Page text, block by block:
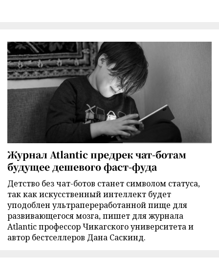
Журнал Atlantic предрек чат-ботам
будущее дешевого фаст-фуда
Детство без чат-ботов станет символом статуса,
так как искусственный интеллект будет
уподоблен ультрапереработанной пище для
развивающегося мозга, пишет для журнала
Atlantic профессор Чикагского университета и
автор бестселлеров Дана Саскинд.